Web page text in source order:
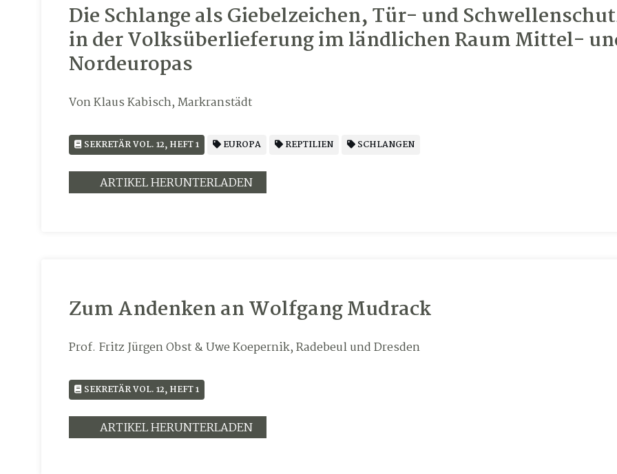
Die Schlange als Giebelzeichen, Tür- und
in der Volksüberlieferung im ländlichen Raum Mittel-
Nordeuropas
Von Klaus Kabisch, Markranstädt
SEKRETÄR VOL. 12, HEFT 1 EUROPA REPTILIEN SCHLANGEN
ARTIKEL HERUNTERLADEN
Zum Andenken an Wolfgang Mudrack
Prof. Fritz Jürgen Obst & Uwe Koepernik, Radebeul und Dresden
SEKRETÄR VOL. 12, HEFT 1
ARTIKEL HERUNTERLADEN